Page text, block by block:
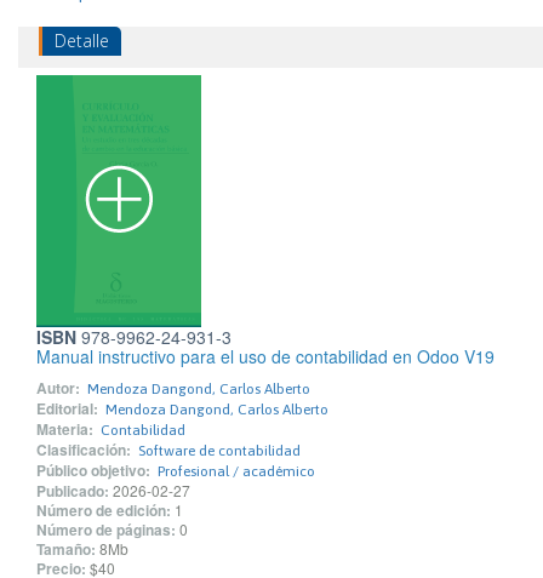
Detalle
ISBN 978-9962-24-931-3
Manual instructivo para el uso de contabilidad en Odoo V19
Autor: Mendoza Dangond, Carlos Alberto
Editorial: Mendoza Dangond, Carlos Alberto
Materia: Contabilidad
Clasificación: Software de contabilidad
Público objetivo: Profesional / académico
Publicado: 2026-02-27
Número de edición: 1
Número de páginas: 0
Tamaño: 8Mb
Precio: $40